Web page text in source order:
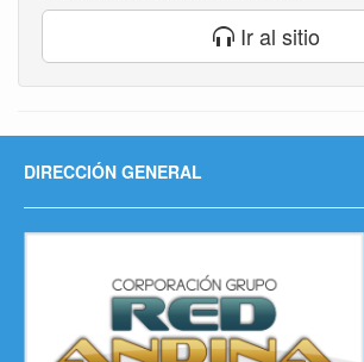
Ir al sitio
DIRECCIÓN GENERAL